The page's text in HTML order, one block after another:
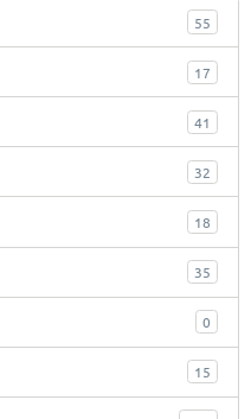
55
17
41
32
18
35
0
15